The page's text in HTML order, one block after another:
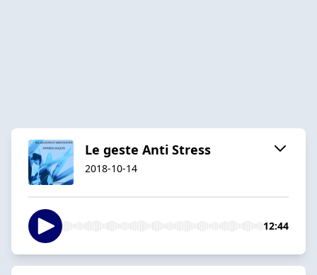
Le geste Anti Stress
2018-10-14
12:44